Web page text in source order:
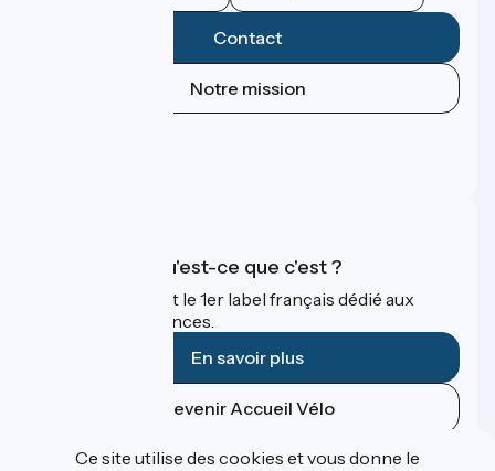
Contact
Notre mission
Accueil Vélo qu'est-ce que c'est ?
Accueil Vélo c'est le 1er label français dédié aux
cyclistes en vacances.
En savoir plus
Devenir Accueil Vélo
Financé dans le cadre de Destination France
Ce site utilise des cookies et vous donne le